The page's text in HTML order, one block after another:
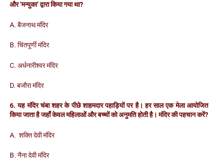
और ‘मन्युका’ द्वारा किया गया था?
A. बैजनाथ मंदिर
B. चिंतपूर्णी मंदिर
C. अर्धनारीश्वर मंदिर
D. बजौरा मंदिर
6. यह मंदिर चंबा शहर के पीछे शाहमदार पहाड़ियों पर है। हर साल एक मेला आयोजित
किया जाता है जहाँ केवल महिलाओं और बच्चों को अनुमति होती है। मंदिर की पहचान करें?
A. शक्ति देवी मंदिर
B. नैना देवी मंदिर